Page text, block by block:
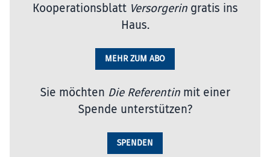
Kooperationsblatt Versorgeringratis ins
Haus.
MEHR ZUM ABO
Sie möchten Die Referentinmit einer
Spende unterstützen?
SPENDEN